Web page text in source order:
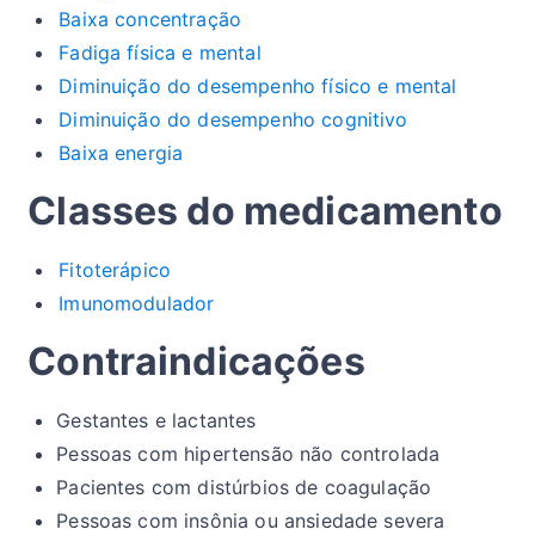
Baixa concentração
Fadiga física e mental
Diminuição do desempenho físico e mental
Diminuição do desempenho cognitivo
Baixa energia
Classes do medicamento
Fitoterápico
Imunomodulador
Contraindicações
Gestantes e lactantes
Pessoas com hipertensão não controlada
Pacientes com distúrbios de coagulação
Pessoas com insônia ou ansiedade severa